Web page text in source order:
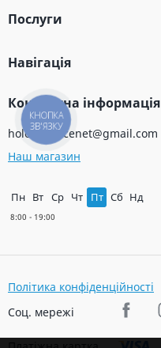
Послуги
Навігація
Контактна інформація
holodservicenet@gmail.com
Наш магазин
Пн Вт Ср Чт Пт Сб Нд
Політика конфіденційності
Соц. мережі
КНОПКА
ЗВ'ЯЗКУ